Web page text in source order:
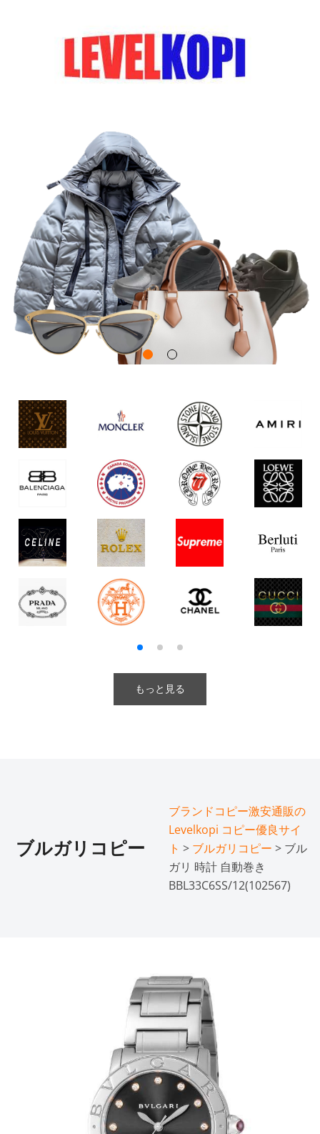
もっと見る
ブルガリコピー
ブランドコピー激安通販の
Levelkopi コピー優良サイ
ト > ブルガリコピー > ブル
ガリ 時計 自動巻き
BBL33C6SS/12(102567)